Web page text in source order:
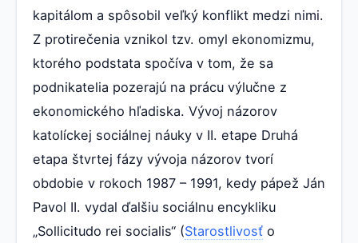
kapitálom a spôsobil veľký konflikt medzi nimi.
Z protirečenia vznikol tzv. omyl ekonomizmu,
ktorého podstata spočíva v tom, že sa
podnikatelia pozerajú na prácu výlučne z
ekonomického hľadiska. Vývoj názorov
katolíckej sociálnej náuky v II. etape Druhá
etapa štvrtej fázy vývoja názorov tvorí
obdobie v rokoch 1987 – 1991, kedy pápež Ján
Pavol II. vydal ďalšiu sociálnu encykliku
„Sollicitudo rei socialis“ (Starostlivosť o